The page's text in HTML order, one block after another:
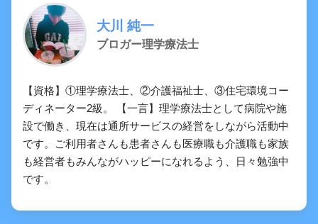
大川 純一
ブロガー理学療法士
【資格】①理学療法士、②介護福祉士、③住宅環境コー
ディネーター2級。 【一言】理学療法士として病院や施
設で働き、現在は通所サービスの経営をしながら活動中
です。ご利用者さんも患者さんも医療職も介護職も家族
も経営者もみんながハッピーになれるよう、日々勉強中
です。